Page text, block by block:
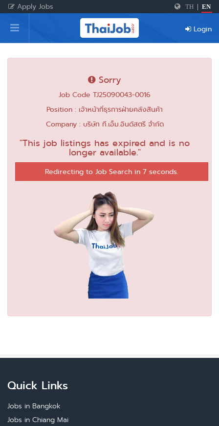
Apply Jobs TH EN
Home
Login
Register
For Employers
Login
Sorry
Job Code TJ25090043-0016
Position : เจ้าหน้าที่ธุรการฝ่ายคลังสินค้า
Company : บริษัท ที.เอ็ม.อินดัสตรี จำกัด
"This job listings has expired and is no
longer available."
Redirecting to Job Search in 7 seconds.
Quick Links
Jobs in Bangkok
Jobs in Chiang Mai